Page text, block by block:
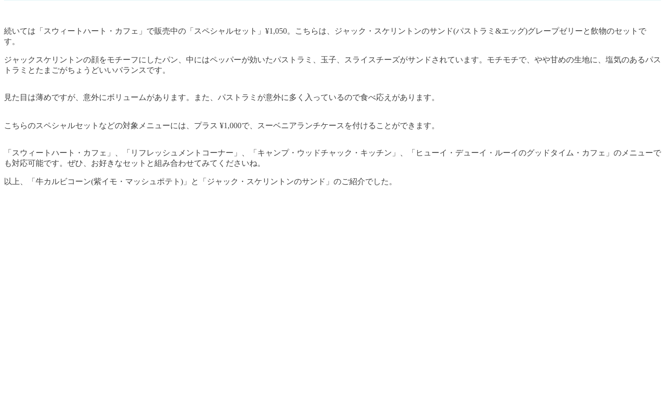
続いては「スウィートハート・カフェ」で販売中の「スペシャルセット」¥1,050。こちらは、ジャック・スケリントンのサンド(パストラミ&エッグ)グレープゼリーと飲物のセットで
す。
ジャックスケリントンの顔をモチーフにしたパン、中にはペッパーが効いたパストラミ、玉子、スライスチーズがサンドされています。モチモチで、やや甘めの生地に、塩気のあるパス
トラミとたまごがちょうどいいバランスです。
見た目は薄めですが、意外にボリュームがあります。また、パストラミが意外に多く入っているので食べ応えがあります。
こちらのスペシャルセットなどの対象メニューには、プラス ¥1,000で、スーベニアランチケースを付けることができます。
「スウィートハート・カフェ」、「リフレッシュメントコーナー」、「キャンプ・ウッドチャック・キッチン」、「ヒューイ・デューイ・ルーイのグッドタイム・カフェ」のメニューで
も対応可能です。ぜひ、お好きなセットと組み合わせてみてくださいね。
以上、「牛カルビコーン(紫イモ・マッシュポテト)」と「ジャック・スケリントンのサンド」のご紹介でした。